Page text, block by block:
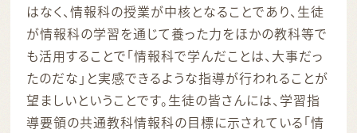
はなく、情報科の授業が中核となることであり、生徒
が情報科の学習を通じて養った力をほかの教科等で
も活用することで「情報科で学んだことは、大事だっ
たのだな」と実感できるような指導が行われることが
望ましいということです。生徒の皆さんには、学習指
導要領の共通教科情報科の目標に示されている「情